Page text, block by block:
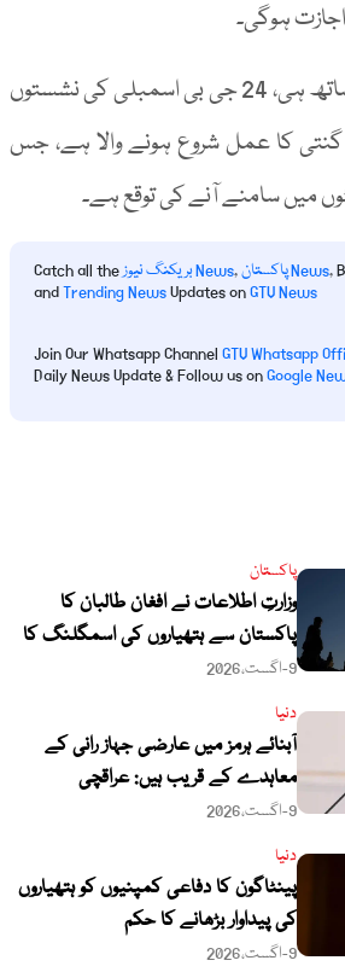
ہوگی۔
پولنگ ختم ہونے کے ساتھ ہی، 24 جی بی اسمبلی کی نشستوں
گنتی کا عمل شروع ہونے والا ہے، جس
میں سامنے آنے کی توقع ہے۔
Catch all the بریکنگ نیوز News, پاکستان News,
andTrending NewsUpdates onGTV News
Join Our Whatsapp ChannelGTV Whatsapp
Daily News Update & Follow us onGoogle
پاکستان
وزارتِ اطلاعات نے افغان طالبان کا
پاکستان سے ہتھیاروں کی اسمگلنگ کا
دعویٰ مسترد کردیا
9-اگست،2026
دنیا
آبنائے ہرمز میں عارضی جہاز رانی کے
معاہدے کے قریب ہیں: عراقچی
9-اگست،2026
دنیا
پینٹاگون کا دفاعی کمپنیوں کو ہتھیاروں
کی پیداوار بڑھانے کا حکم
9-اگست،2026